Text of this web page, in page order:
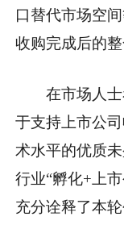
口替代市场空
收购完成后的
在市场人
于支持上市公
术水平的优质
行业“孵化+上
充分诠释了本